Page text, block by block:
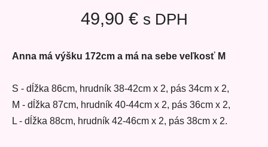
49,90 € s DPH
Anna má výšku 172cm a má na sebe veľkosť M
S - dĺžka 86cm, hrudník 38-42cm x 2, pás 34cm x 2,
M - dĺžka 87cm, hrudník 40-44cm x 2, pás 36cm x 2,
L - dĺžka 88cm, hrudník 42-46cm x 2, pás 38cm x 2.